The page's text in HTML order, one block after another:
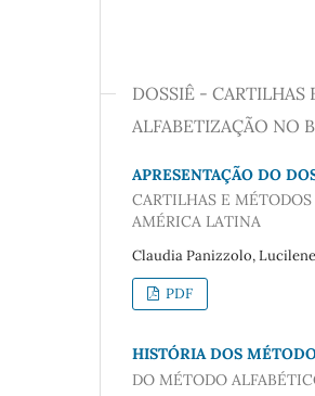
DOSSIÊ - CARTILHAS
ALFABETIZAÇÃO NO
APRESENTAÇÃO DO
CARTILHAS E
AMÉRICA LATINA
Claudia Panizzolo,
PDF
HISTÓRIA DOS
DO MÉTODO